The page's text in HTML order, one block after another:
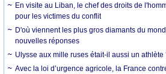
En visite au Liban, le chef des droits de
pour les victimes du conflit
D'où viennent les plus gros diamants du
nouvelles réponses
Ulysse aux mille ruses était-il aussi un athlète
Avec la loi d’urgence agricole, la France